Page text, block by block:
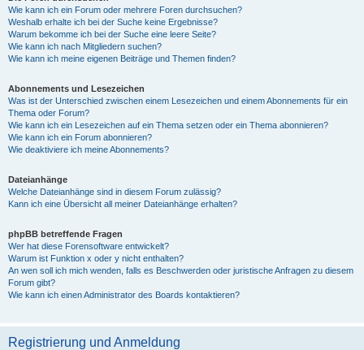
Wie kann ich ein Forum oder mehrere Foren durchsuchen?
Weshalb erhalte ich bei der Suche keine Ergebnisse?
Warum bekomme ich bei der Suche eine leere Seite?
Wie kann ich nach Mitgliedern suchen?
Wie kann ich meine eigenen Beiträge und Themen finden?
Abonnements und Lesezeichen
Was ist der Unterschied zwischen einem Lesezeichen und einem Abonnements für ein
Thema oder Forum?
Wie kann ich ein Lesezeichen auf ein Thema setzen oder ein Thema abonnieren?
Wie kann ich ein Forum abonnieren?
Wie deaktiviere ich meine Abonnements?
Dateianhänge
Welche Dateianhänge sind in diesem Forum zulässig?
Kann ich eine Übersicht all meiner Dateianhänge erhalten?
phpBB betreffende Fragen
Wer hat diese Forensoftware entwickelt?
Warum ist Funktion x oder y nicht enthalten?
An wen soll ich mich wenden, falls es Beschwerden oder juristische Anfragen zu diesem
Forum gibt?
Wie kann ich einen Administrator des Boards kontaktieren?
Registrierung und Anmeldung